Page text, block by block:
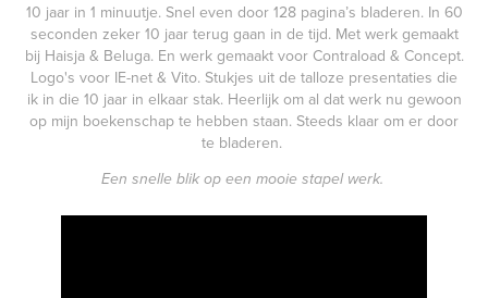
10 jaar in 1 minuutje. Snel even door 128 pagina’s bladeren. In 60
seconden zeker 10 jaar terug gaan in de tijd. Met werk gemaakt
bij Haisja & Beluga. En werk gemaakt voor Contraload & Concept.
Logo's voor IE-net & Vito. Stukjes uit de talloze presentaties die
ik in die 10 jaar in elkaar stak. Heerlijk om al dat werk nu gewoon
op mijn boekenschap te hebben staan. Steeds klaar om er door
te bladeren.
Een snelle blik op een mooie stapel werk.